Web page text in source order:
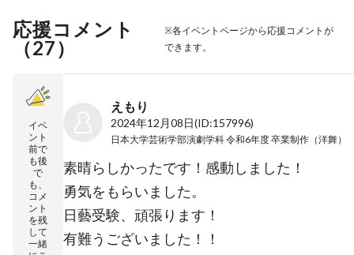
応援コメント
（27）
※各イベントページから応援コメントが
できます。
イベ
ント
前で
も後
で
も、
コメ
ント
を残
して
一緒
えもり
2024年12月08日(ID:157996)
日本大学芸術学部演劇学科 令和6年度 卒業制作（洋舞）
素晴らしかったです！感動しました！
勇気をもらいました。
日藝受験、頑張ります！
有難うございました！！